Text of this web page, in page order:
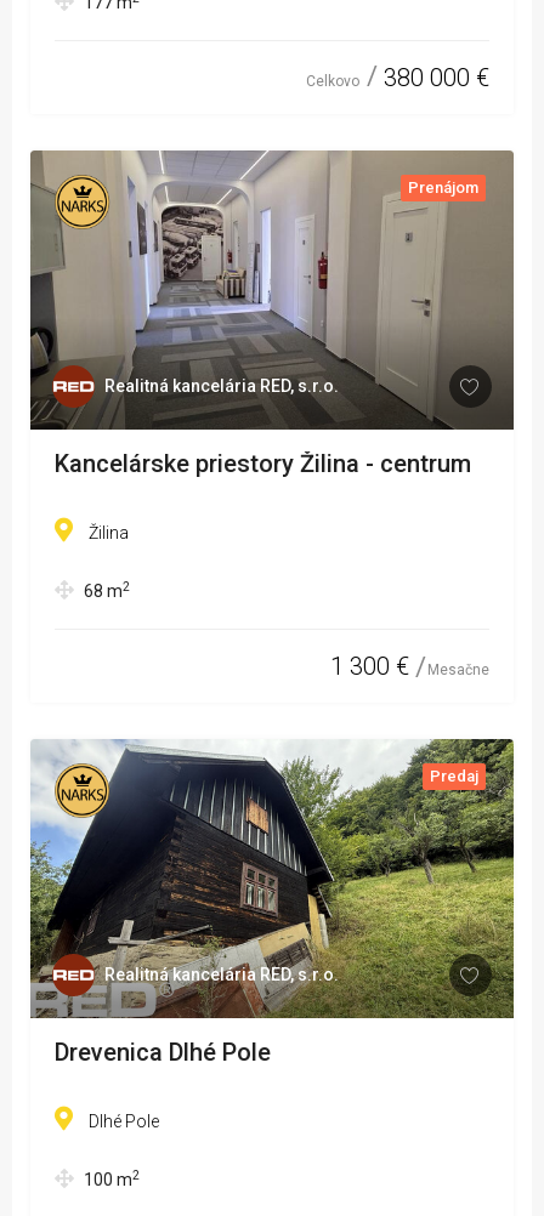
Celkovo 380 000 €
Prenájom
Realitná kancelária RED, s.r.o.
Kancelárske priestory Žilina - centrum
Žilina
68 m2
1 300 € Mesačne
Predaj
Realitná kancelária RED, s.r.o.
Drevenica Dlhé Pole
Dlhé Pole
100 m2